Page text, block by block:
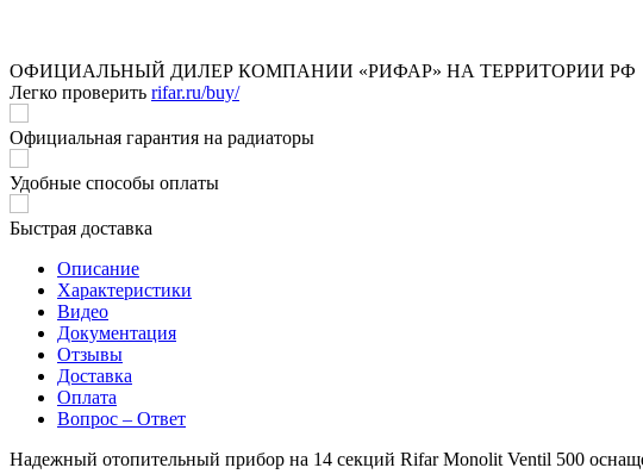
ОФИЦИАЛЬНЫЙ ДИЛЕР КОМПАНИИ «РИФАР» НА ТЕРРИТОРИИ РФ
Легко проверить rifar.ru/buy/
Официальная гарантия на радиаторы
Удобные способы оплаты
Быстрая доставка
Описание
Характеристики
Видео
Документация
Отзывы
Доставка
Оплата
Вопрос – Ответ
Надежный отопительный прибор на 14 секций Rifar Monolit Ventil 500